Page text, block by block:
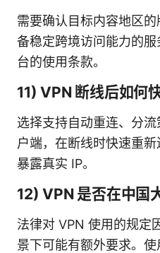
需要确认目标内容地区
备稳定跨境访问能力的
台的使用条款。
11) VPN 断线后如何
选择支持自动重连、分
户端，在断线时快速重
暴露真实 IP。
12) VPN 是否在中国
法律对 VPN 使用的规定
景下可能有额外要求。